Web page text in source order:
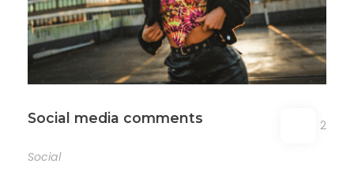
Social media comments
2
Social